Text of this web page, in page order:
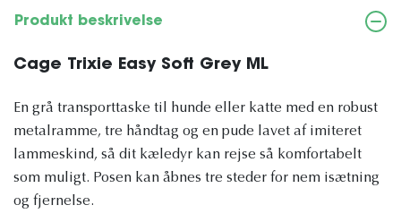
Produkt beskrivelse
Cage Trixie Easy Soft Grey ML
En grå transporttaske til hunde eller katte med en robust
metalramme, tre håndtag og en pude lavet af imiteret
lammeskind, så dit kæledyr kan rejse så komfortabelt
som muligt. Posen kan åbnes tre steder for nem isætning
og fjernelse.